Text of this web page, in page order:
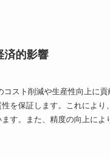
済的影響
スト削減や生産性向上に
を保証します。これによ
す。また、精度の向上に